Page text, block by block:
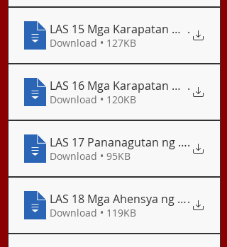
LAS 15 Mga Karapatan ng mga
.
Download • 127KB
LAS 16 Mga Karapatan ng mga
.
Download • 120KB
LAS 17 Pananagutan ng mga
.
Download • 95KB
LAS 18 Mga Ahensya ng .
Download • 119KB